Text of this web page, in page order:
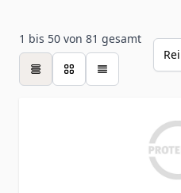
1 bis 50 von 81 gesamt
Tabelle